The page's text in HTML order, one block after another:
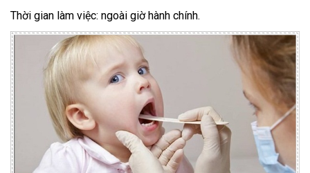
Thời gian làm việc: ngoài giờ hành chính.